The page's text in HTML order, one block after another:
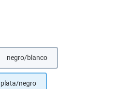
disponible en este momento.)
negro/blanco(Esta opción no está disponible en
plata/negro